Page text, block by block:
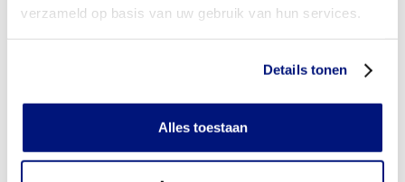
verzameld op basis van uw gebruik van hun services.
Details tonen
Alles toestaan
voorkomen dat uw klachten toenemen.
Op de tenen staan
Ga op uw tenen staan en ga daarna weer op uw hielen
versterkt u uw kuitspieren. U duwt het bloed bij wijze van
spreken terug naar het hart, wat helpt tegen zware en